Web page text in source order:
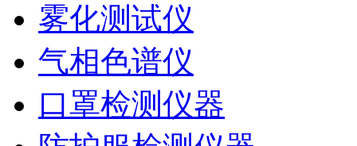
雾化测试仪
气相色谱仪
口罩检测仪器